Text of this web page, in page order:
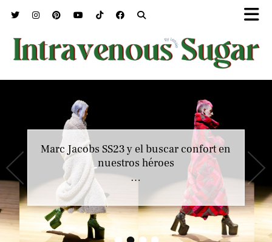
Marc Jacobs SS23 y el buscar confort en
nuestros héroes
…